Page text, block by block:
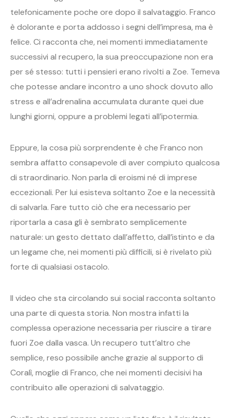
telefonicamente poche ore dopo il salvataggio. Franco
è dolorante e porta addosso i segni dell’impresa, ma è
felice. Ci racconta che, nei momenti immediatamente
successivi al recupero, la sua preoccupazione non era
per sé stesso: tutti i pensieri erano rivolti a Zoe. Temeva
che potesse andare incontro a uno shock dovuto allo
stress e all’adrenalina accumulata durante quei due
lunghi giorni, oppure a problemi legati all’ipotermia.
Eppure, la cosa più sorprendente è che Franco non
sembra affatto consapevole di aver compiuto qualcosa
di straordinario. Non parla di eroismi né di imprese
eccezionali. Per lui esisteva soltanto Zoe e la necessità
di salvarla. Fare tutto ciò che era necessario per
riportarla a casa gli è sembrato semplicemente
naturale: un gesto dettato dall’affetto, dall’istinto e da
un legame che, nei momenti più difficili, si è rivelato più
forte di qualsiasi ostacolo.
Il video che sta circolando sui social racconta soltanto
una parte di questa storia. Non mostra infatti la
complessa operazione necessaria per riuscire a tirare
fuori Zoe dalla vasca. Un recupero tutt’altro che
semplice, reso possibile anche grazie al supporto di
Coralì, moglie di Franco, che nei momenti decisivi ha
contribuito alle operazioni di salvataggio.